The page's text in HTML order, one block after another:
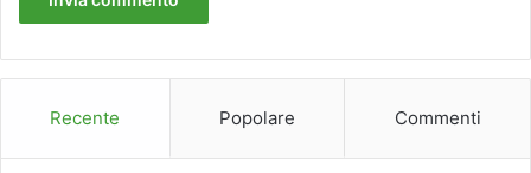
Recente Popolare Commenti